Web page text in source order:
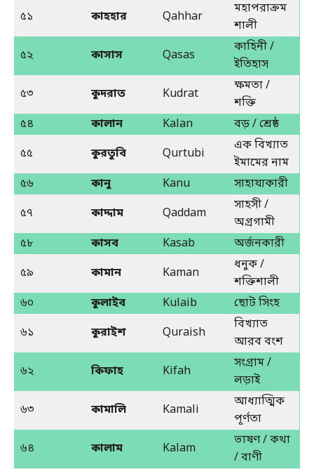
৫১
কাহহার Qahhar
মহাপরাক্রম
শালী
৫২
কাসাস Qasas
কাহিনী /
ইতিহাস
৫৩
কুদরাত Kudrat
ক্ষমতা /
শক্তি
৫৪
কালান Kalan
বড় / শ্রেষ্ঠ
৫৫
কুরতুবি Qurtubi
এক বিখ্যাত
ইমামের নাম
৫৬
কানু Kanu
সাহায্যকারী
৫৭
কাদ্দাম Qaddam
সাহসী /
অগ্রগামী
৫৮
কাসব Kasab
অর্জনকারী
৫৯
কামান Kaman
ধনুক /
শক্তিশালী
৬০
কুলাইব Kulaib
ছোট সিংহ
৬১
কুরাইশ Quraish
বিখ্যাত
আরব বংশ
৬২
কিফাহ Kifah
সংগ্রাম /
লড়াই
৬৩
কামালি Kamali
আধ্যাত্মিক
পূর্ণতা
৬৪
কালাম Kalam
ভাষণ / কথা
/ বাণী